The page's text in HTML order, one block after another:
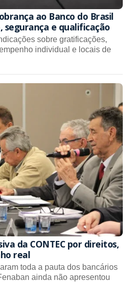
ao Banco do Brasil
segurança e qualificação
sobre gratificações,
individual e locais de
da CONTEC por direitos,
real
toda a pauta dos bancários
ainda não apresentou